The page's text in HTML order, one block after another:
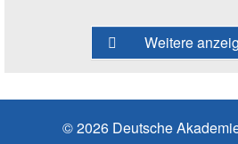
Weitere
© 2026 Deutsche